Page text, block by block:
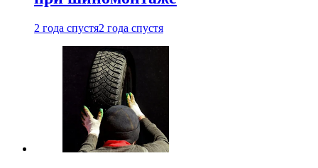
2 года спустя2 года спустя